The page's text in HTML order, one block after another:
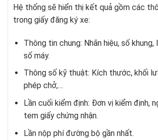
Hệ thống sẽ hiển thị kết quả gồm các
trong giấy đăng ký xe:
Thông tin chung: Nhãn hiệu, số
số máy.
Thông số kỹ thuật: Kích thước, khối
phép chở,…
Lần cuối kiểm định: Đơn vị kiểm định,
tem giấy chứng nhận.
Lần nộp phí đường bộ gần nhất.